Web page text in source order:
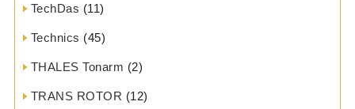
TechDas (11)
Technics (45)
THALES Tonarm (2)
TRANS ROTOR (12)